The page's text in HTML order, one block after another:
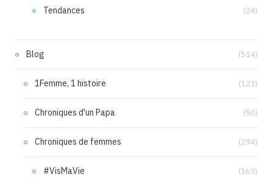
Tendances (24)
Blog (514)
1Femme, 1 histoire (121)
Chroniques d'un Papa (50)
Chroniques de femmes (294)
#VisMaVie (165)